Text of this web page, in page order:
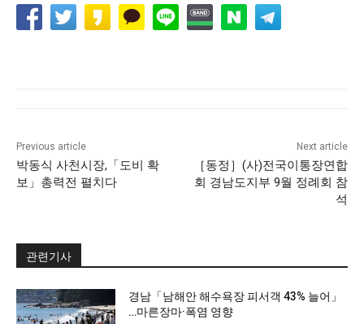
Previous article
박동식 사천시장,「도비 확
보」총력전 펼치다
Next article
［동정］(사)전국이통장연합
회 경남도지부 9월 정례회 참
석
관련기사
경남「남해안 해수욕장 피서객 43% 늘어」
…마른장마·폭염 영향